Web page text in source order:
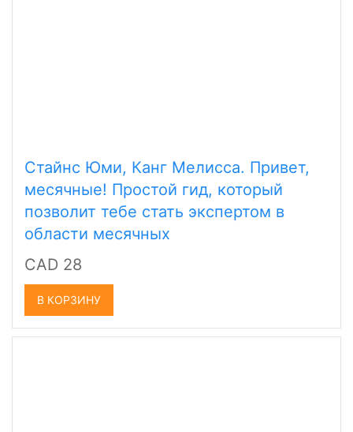
Стайнс Юми, Канг Мелисса. Привет,
месячные! Простой гид, который
позволит тебе стать экспертом в
области месячных
CAD 28
В КОРЗИНУ